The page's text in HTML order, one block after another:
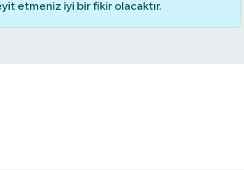
etmeniz iyi bir fikir olacaktır.